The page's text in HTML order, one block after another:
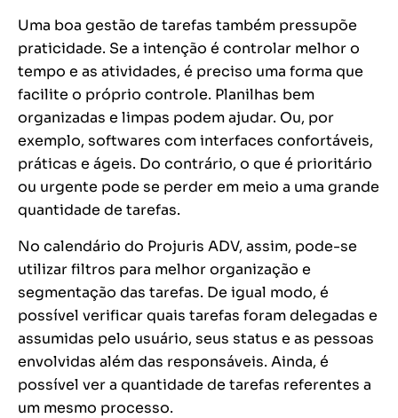
Uma boa gestão de tarefas também pressupõe
praticidade. Se a intenção é controlar melhor o
tempo e as atividades, é preciso uma forma que
facilite o próprio controle. Planilhas bem
organizadas e limpas podem ajudar. Ou, por
exemplo, softwares com interfaces confortáveis,
práticas e ágeis. Do contrário, o que é prioritário
ou urgente pode se perder em meio a uma grande
quantidade de tarefas.
No calendário do Projuris ADV, assim, pode-se
utilizar filtros para melhor organização e
segmentação das tarefas. De igual modo, é
possível verificar quais tarefas foram delegadas e
assumidas pelo usuário, seus status e as pessoas
envolvidas além das responsáveis. Ainda, é
possível ver a quantidade de tarefas referentes a
um mesmo processo.